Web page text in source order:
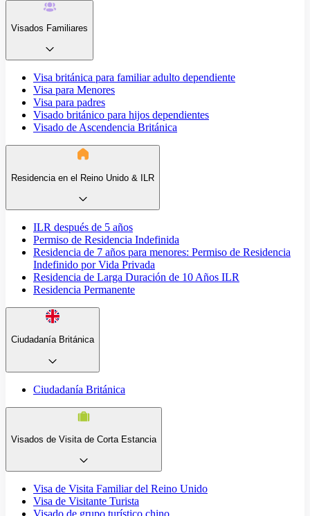
Visados Familiares
Visa británica para familiar adulto dependiente
Visa para Menores
Visa para padres
Visado británico para hijos dependientes
Visado de Ascendencia Británica
Residencia en el Reino Unido & ILR
ILR después de 5 años
Permiso de Residencia Indefinida
Residencia de 7 años para menores: Permiso de Residencia
Indefinido por Vida Privada
Residencia de Larga Duración de 10 Años ILR
Residencia Permanente
Ciudadanía Británica
Ciudadanía Británica
Visados de Visita de Corta Estancia
Visa de Visita Familiar del Reino Unido
Visa de Visitante Turista